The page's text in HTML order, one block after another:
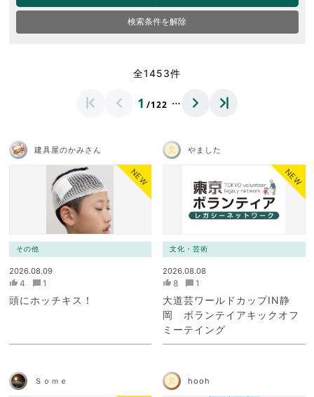
検索条件を解除
全1453件
1 /122 …
建具屋のかみさん
NEW
その他
2026.08.09
4 1
頭にホッチキス！
やました
NEW
文化・芸術
2026.08.08
8 1
大道芸ワールドカップIN静
岡 ボランテイアキックオフ
ミーテイング
Ｓｏｍｅ hooh